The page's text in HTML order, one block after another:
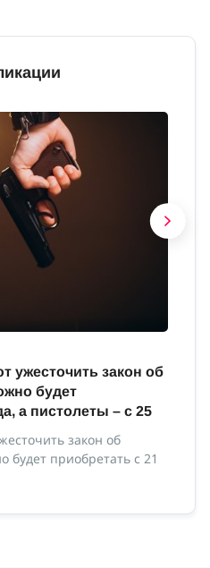
ужесточить закон об
будет
а пистолеты – с 25
закон об
приобретать с 21